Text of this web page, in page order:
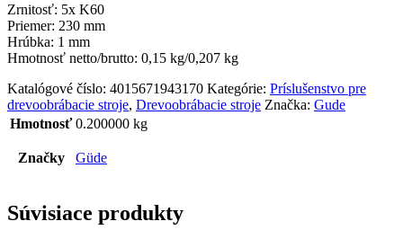
Zrnitosť: 5x K60
Priemer: 230 mm
Hrúbka: 1 mm
Hmotnosť netto/brutto: 0,15 kg/0,207 kg
Katalógové číslo: 4015671943170 Kategórie: Príslušenstvo pre
drevoobrábacie stroje, Drevoobrábacie stroje Značka: Gude
Hmotnosť 0.200000 kg
Značky Güde
Súvisiace produkty